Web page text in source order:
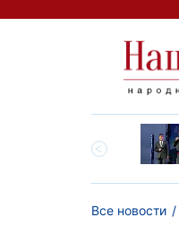
свой высокий
на конгрессе в
Все новости